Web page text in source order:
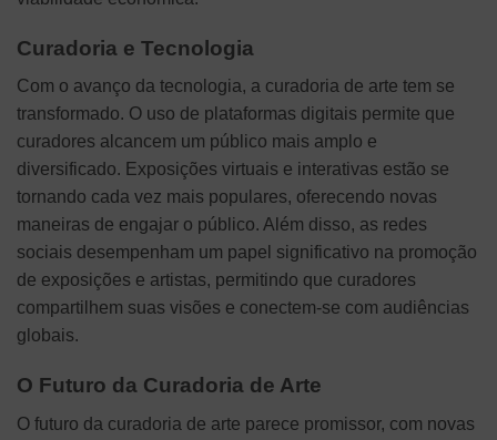
Curadoria e Tecnologia
Com o avanço da tecnologia, a curadoria de arte tem se
transformado. O uso de plataformas digitais permite que
curadores alcancem um público mais amplo e
diversificado. Exposições virtuais e interativas estão se
tornando cada vez mais populares, oferecendo novas
maneiras de engajar o público. Além disso, as redes
sociais desempenham um papel significativo na promoção
de exposições e artistas, permitindo que curadores
compartilhem suas visões e conectem-se com audiências
globais.
O Futuro da Curadoria de Arte
O futuro da curadoria de arte parece promissor, com novas